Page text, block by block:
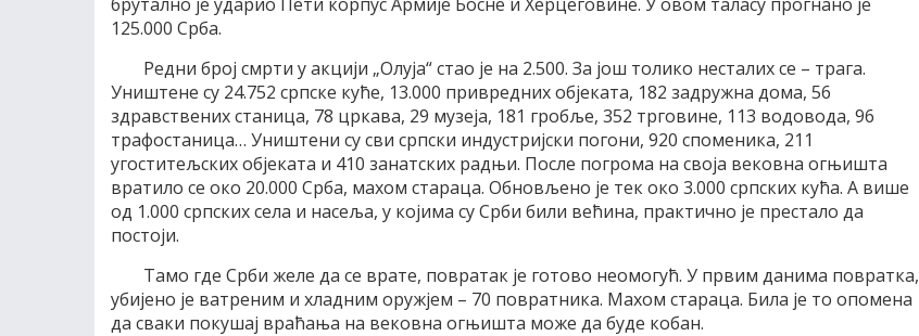
125.000 Срба.
Редни број смрти у акцији „Олуја“ стао је на 2.500. За још толико несталих се – трага.
Уништене су 24.752 српске куће, 13.000 привредних објеката, 182 задружна дома, 56
здравствених станица, 78 цркава, 29 музеја, 181 гробље, 352 трговине, 113 водовода, 96
трафостаница… Уништени су сви српски индустријски погони, 920 споменика, 211
угоститељских објеката и 410 занатских радњи. После погрома на своја вековна огњишта
вратило се око 20.000 Срба, махом стараца. Обновљено је тек око 3.000 српских кућа. А више
од 1.000 српских села и насеља, у којима су Срби били већина, практично је престало да
постоји.
Тамо где Срби желе да се врате, повратак је готово неомогућ. У првим данима повратка,
убијено је ватреним и хладним оружјем – 70 повратника. Махом стараца. Била је то опомена
да сваки покушај враћања на вековна огњишта може да буде кобан.